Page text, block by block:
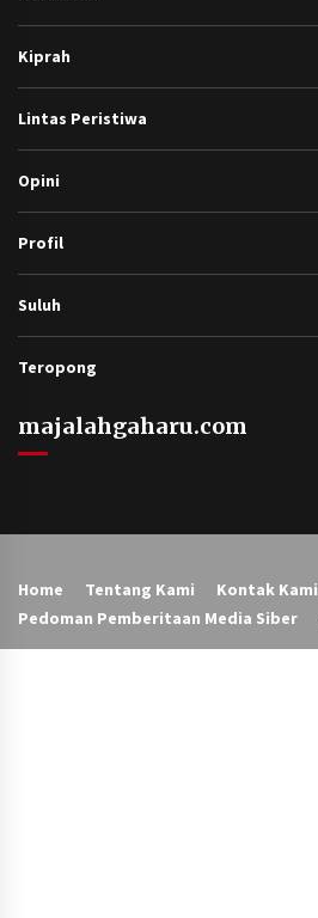
Kiprah
Lintas Peristiwa
Opini
Profil
Suluh
Teropong
majalahgaharu.com
Home Tentang Kami
Kontak Kami
Pedoman Pemberitaan Media Siber